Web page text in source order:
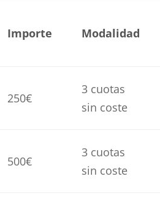
Importe Modalidad
250€
3 cuotas
sin coste
500€
3 cuotas
sin coste